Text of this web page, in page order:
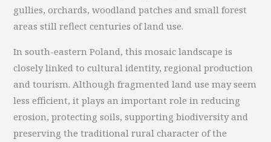
gullies, orchards, woodland patches and small forest
areas still reflect centuries of land use.
In south-eastern Poland, this mosaic landscape is
closely linked to cultural identity, regional production
and tourism. Although fragmented land use may seem
less efficient, it plays an important role in reducing
erosion, protecting soils, supporting biodiversity and
preserving the traditional rural character of the